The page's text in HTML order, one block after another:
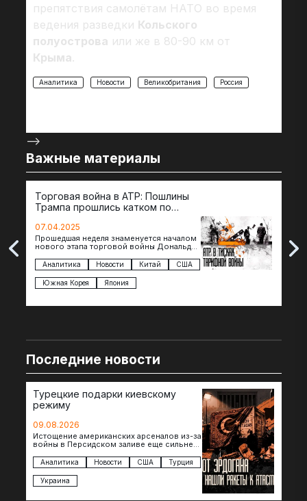
препятствия самолётам НАТО во время
ведения разведки Кольского
полуострова или же в 80-90 км от
Крыма.
Аналитика Новости Великобритания Россия
-->
Важные материалы
Торговая война в АТР: Пошлины
Трампа прошлись катком по
07.04.2025
Прошедшая неделя знаменуется началом
нового этапа торговой войны Дональда
импорта из более 100 стран…
Аналитика Новости Китай США
Южная Корея Япония
The
Последние новости
Турецкие подарки киевскому
режиму
09.08.2026
Истощение американских арсеналов из-за
войны в Персидском заливе еще сильнее
американских ракет т.н. Украине. И…
Аналитика Новости США Турция
Украина